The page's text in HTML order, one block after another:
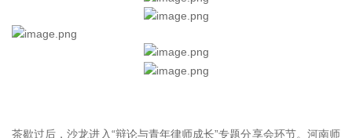
茶歇过后，沙龙进入“辩论与青年律师成长”专题分享会环节。河南师